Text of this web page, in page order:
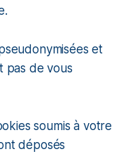
et
pas de vous
soumis à votre
déposés